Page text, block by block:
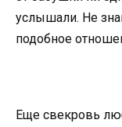
услышали. Не
подобное
Еще свекровь